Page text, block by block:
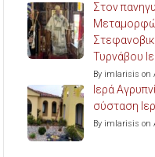
Στον
Τυρνάβου
By imlarisis on
Ιερά
σύσταση
By imlarisis on